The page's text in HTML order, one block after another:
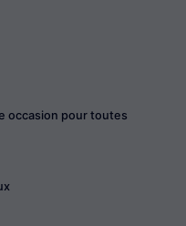
occasion pour toutes